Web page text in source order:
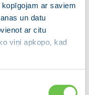
ar saviem
un datu
ar citu
viņi apkopo, kad
Latvijas! Un,
flangā, tad
un Ņujorka.
flangā esam
nav pirmās vai
ir kopīga un